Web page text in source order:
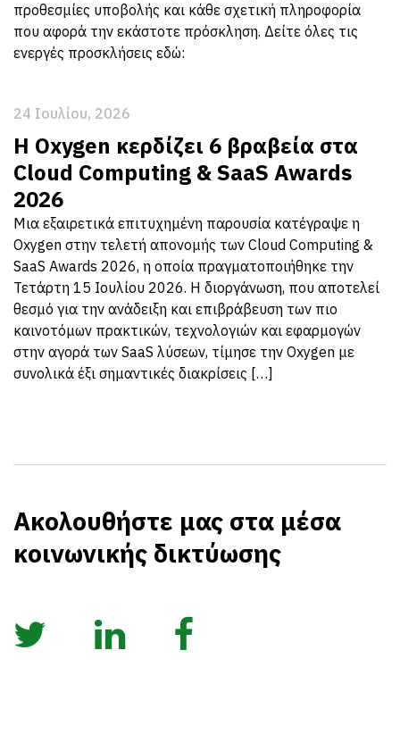
προθεσμίες υποβολής και κάθε σχετική πληροφορία
που αφορά την εκάστοτε πρόσκληση. Δείτε όλες τις
ενεργές προσκλήσεις εδώ:
24 Ιουλίου, 2026
Η Oxygen κερδίζει 6 βραβεία στα
Cloud Computing & SaaS Awards
2026
Μια εξαιρετικά επιτυχημένη παρουσία κατέγραψε η
Oxygen στην τελετή απονομής των Cloud Computing &
SaaS Awards 2026, η οποία πραγματοποιήθηκε την
Τετάρτη 15 Ιουλίου 2026. Η διοργάνωση, που αποτελεί
θεσμό για την ανάδειξη και επιβράβευση των πιο
καινοτόμων πρακτικών, τεχνολογιών και εφαρμογών
στην αγορά των SaaS λύσεων, τίμησε την Oxygen με
συνολικά έξι σημαντικές διακρίσεις […]
Ακολουθήστε μας στα μέσα
κοινωνικής δικτύωσης